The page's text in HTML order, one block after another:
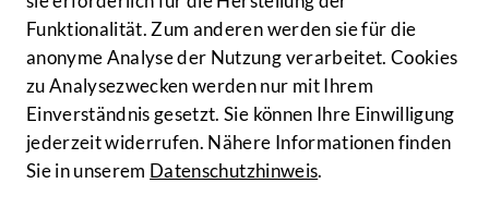
Navigationsmenü öffnen
MENÜ
Funktionalität. Zum anderen werden sie für die
anonyme Analyse der Nutzung verarbeitet. Cookies
zu Analysezwecken werden nur mit Ihrem
Einverständnis gesetzt. Sie können Ihre Einwilligung
jederzeit widerrufen. Nähere Informationen finden
Sie in unserem Datenschutzhinweis.